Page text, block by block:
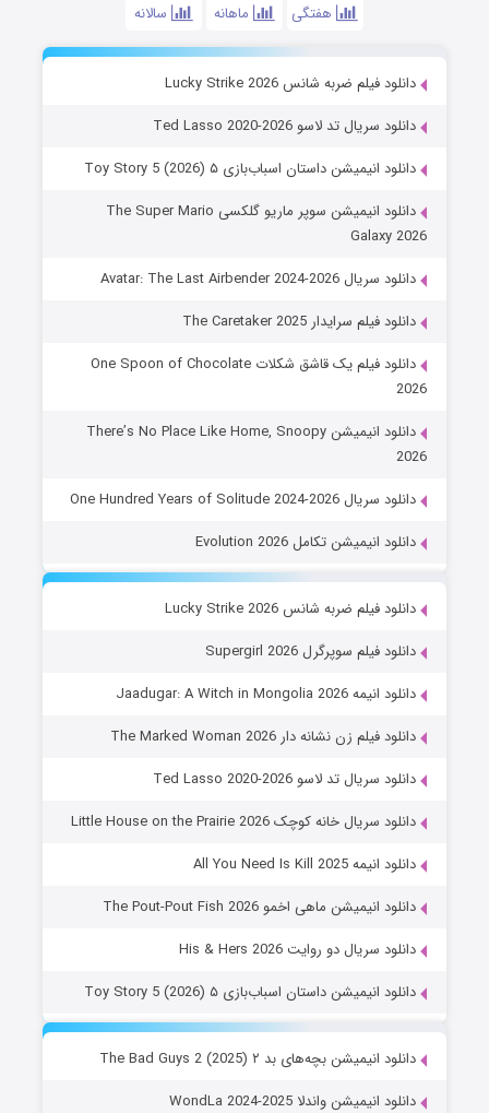
هفتگی ماهانه سالانه
دانلود فیلم ضربه شانس Lucky Strike 2026
دانلود سریال تد لاسو Ted Lasso 2020-2026
دانلود انیمیشن داستان اسباب‌بازی ۵ Toy Story 5 (2026)
دانلود انیمیشن سوپر ماریو گلکسی The Super Mario
Galaxy 2026
دانلود سریال Avatar: The Last Airbender 2024-2026
دانلود فیلم سرایدار The Caretaker 2025
دانلود فیلم یک قاشق شکلات One Spoon of Chocolate
2026
دانلود انیمیشن There’s No Place Like Home, Snoopy
2026
دانلود سریال One Hundred Years of Solitude 2024-2026
دانلود انیمیشن تکامل Evolution 2026
دانلود فیلم ضربه شانس Lucky Strike 2026
دانلود فیلم سوپرگرل Supergirl 2026
دانلود انیمه Jaadugar: A Witch in Mongolia 2026
دانلود فیلم زن نشانه دار The Marked Woman 2026
دانلود سریال تد لاسو Ted Lasso 2020-2026
دانلود سریال خانه کوچک Little House on the Prairie 2026
دانلود انیمه All You Need Is Kill 2025
دانلود انیمیشن ماهی اخمو The Pout-Pout Fish 2026
دانلود سریال دو روایت His & Hers 2026
دانلود انیمیشن داستان اسباب‌بازی ۵ Toy Story 5 (2026)
دانلود انیمیشن بچه‌های بد ۲ The Bad Guys 2 (2025)
دانلود انیمیشن واندلا WondLa 2024-2025